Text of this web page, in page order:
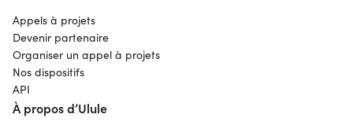
Appels à projets
Devenir partenaire
Organiser un appel à projets
Nos dispositifs
API
À propos d’Ulule